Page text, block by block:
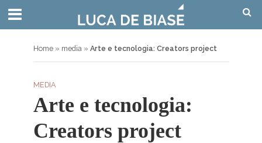
Home» media» Arte e tecnologia: Creators project
MEDIA
Arte e tecnologia:
Creators project